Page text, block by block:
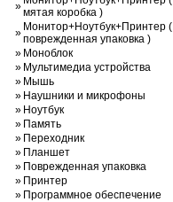
»мятая коробка )
» Монитор+Ноутбук+Принтер (
поврежденная упаковка )
» Моноблок
» Мультимедиа устройства
» Мышь
» Наушники и микрофоны
» Ноутбук
» Память
» Переходник
» Планшет
» Поврежденная упаковка
» Принтер
» Программное обеспечение